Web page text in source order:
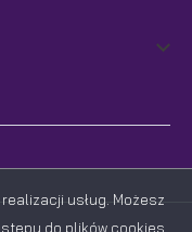
usług. Możesz
do plików cookies